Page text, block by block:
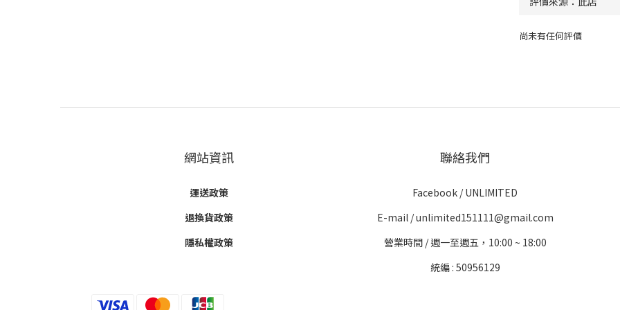
尚未有任何評價
網站資訊
運送政策
退換貨政策
隱私權政策
聯絡我們
Facebook /UNLIMITED
E-mail / unlimited151111@gmail.com
營業時間 / 週一至週五，10:00 ~ 18:00
統編 : 50956129